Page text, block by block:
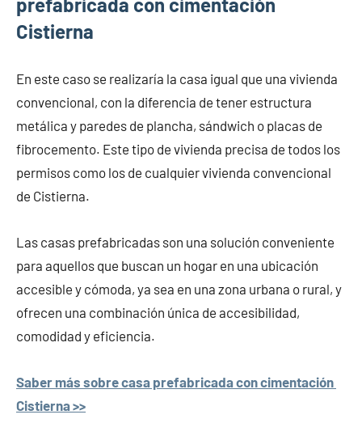
prefabricada con cimentación
Cistierna
En este caso se realizaría la casa igual que una vivienda
convencional, con la diferencia de tener estructura
metálica y paredes de plancha, sándwich o placas de
fibrocemento. Este tipo de vivienda precisa de todos los
permisos como los de cualquier vivienda convencional
de Cistierna.
Las casas prefabricadas son una solución conveniente
para aquellos que buscan un hogar en una ubicación
accesible y cómoda, ya sea en una zona urbana o rural, y
ofrecen una combinación única de accesibilidad,
comodidad y eficiencia.
Saber más sobre casa prefabricada con cimentación
Cistierna >>